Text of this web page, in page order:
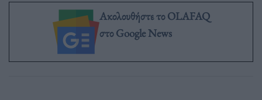
Ακολουθήστε το OLAFAQ
στο Google News